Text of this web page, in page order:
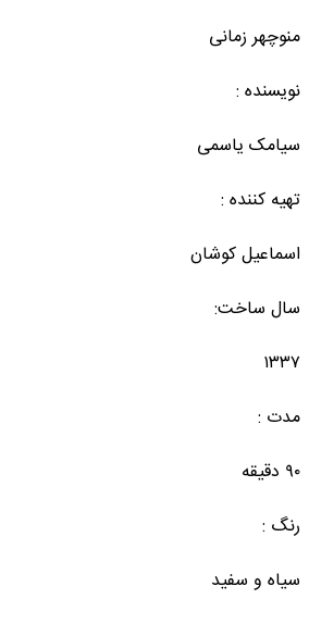
منوچهر زمانی
نویسنده :
سیامک یاسمی
تهیه کننده :
اسماعیل کوشان
سال ساخت:
۱۳۳۷
مدت :
۹۰ دقیقه
رنگ :
سیاه و سفید